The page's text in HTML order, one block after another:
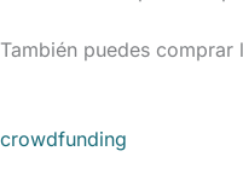
También puedes
crowdfunding